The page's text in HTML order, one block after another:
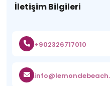
İletişim Bilgileri
+902326717010